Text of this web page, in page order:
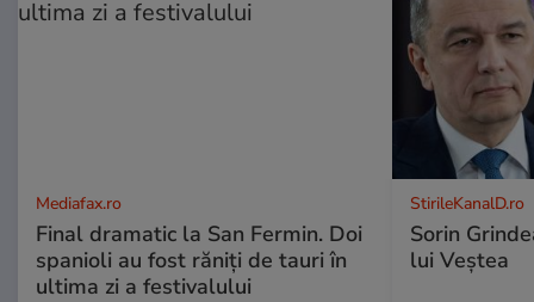
Mediafax.ro
Final dramatic la San Fermin. Doi
spanioli au fost răniți de tauri în
ultima zi a festivalului
StirileKanalD.ro
Sorin
lui Veștea